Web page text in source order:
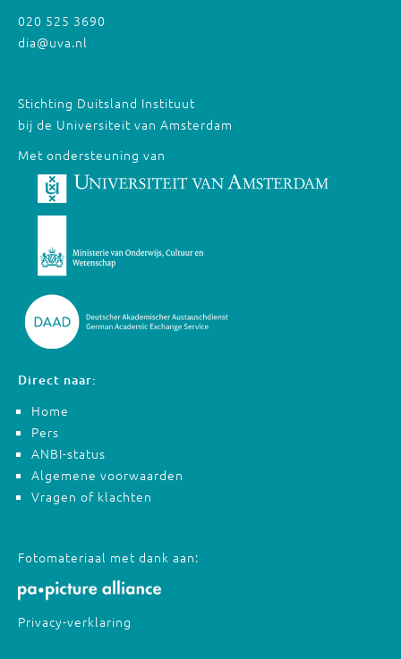
020 525 3690
dia@uva.nl
Stichting Duitsland Instituut
bij de Universiteit van Amsterdam
Met ondersteuning van
Direct naar:
Home
Pers
ANBI-status
Algemene voorwaarden
Vragen of klachten
Fotomateriaal met dank aan:
Privacy-verklaring